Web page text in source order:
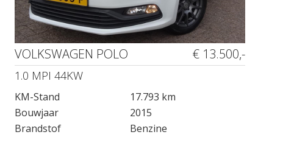
VOLKSWAGEN POLO € 13.500,-
1.0 MPI 44KW
KM-Stand
17.793 km
Bouwjaar
2015
Brandstof
Benzine